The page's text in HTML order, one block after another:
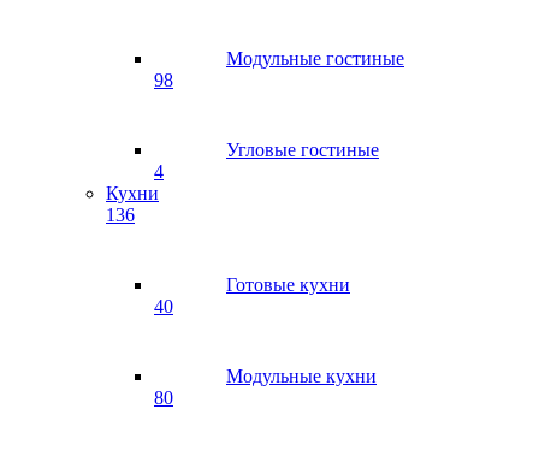
Модульные гостиные
98
Угловые гостиные
4
Кухни
136
Готовые кухни
40
Модульные кухни
80